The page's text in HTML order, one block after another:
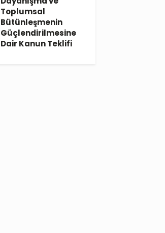
Toplumsal
Bütünleşmenin
Güçlendirilmesine
Dair Kanun Teklifi